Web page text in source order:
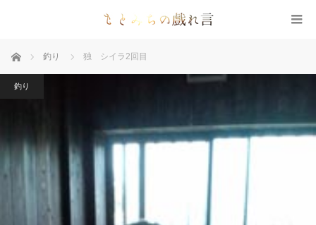
ホーム 釣り 独 シイラ2回目
釣り